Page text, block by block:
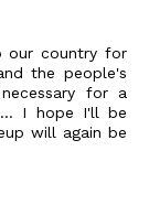
our country for
the people's
for a
I hope I'll be
will again be